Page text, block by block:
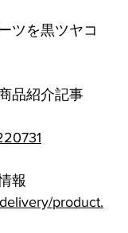
ツを黒ツヤコ
品紹介記事
報
product.